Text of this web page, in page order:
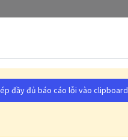
đầy đủ báo cáo lỗi vào clipboard